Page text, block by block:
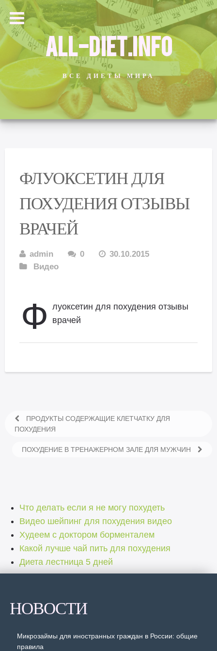
ALL-DIET.INFO
ВСЕ ДИЕТЫ МИРА
ФЛУОКСЕТИН ДЛЯ
ПОХУДЕНИЯ ОТЗЫВЫ
ВРАЧЕЙ
admin 0
30.10.2015
Видео
Ф луоксетин для похудения отзывы
врачей
ПРОДУКТЫ СОДЕРЖАЩИЕ КЛЕТЧАТКУ ДЛЯ
ПОХУДЕНИЯ
ПОХУДЕНИЕ В ТРЕНАЖЕРНОМ ЗАЛЕ ДЛЯ МУЖЧИН
Что делать если я не могу похудеть
Видео шейпинг для похудения видео
Худеем с доктором борменталем
Какой лучше чай пить для похудения
Диета лестница 5 дней
НОВОСТИ
Микрозаймы для иностранных граждан в России: общие
правила